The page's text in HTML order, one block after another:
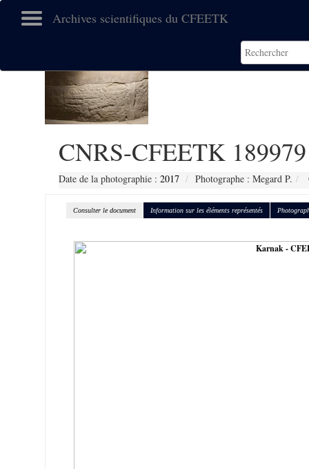
Archives scientifiques du CFEETK
CNRS-CFEETK 189979
Date de la photographie : 2017 Photographe : Megard P.
Consulter le document Information sur les éléments représentés